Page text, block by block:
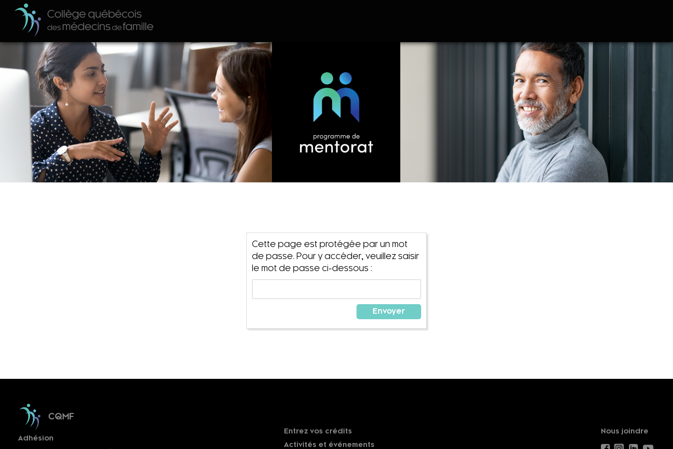
Cette page est protégée par un mot
de passe. Pour y accéder, veuillez saisir
le mot de passe ci-dessous :
CQMF
Adhésion
Entrez vos crédits
Activités et événements
Nous joindre